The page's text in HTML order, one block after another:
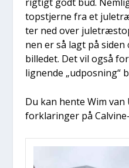
top­stjer­ne fra et
ter ned over
nen er så lagt på
bil­le­det. Det vil også
lig­nen­de „udpos­ning“
Du kan hen­te Wim
for­kla­rin­ger på